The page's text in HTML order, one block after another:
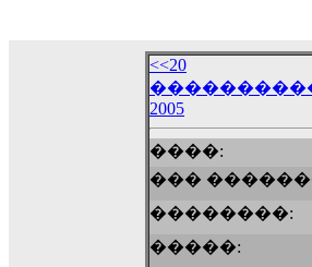
��� ��� ������
Echo, ���� ��
��������������
������ �� �����..
��������� ����,
����� ��������� ��
������! ��� ������
<<20
2005
����:
���
��������:
�����: